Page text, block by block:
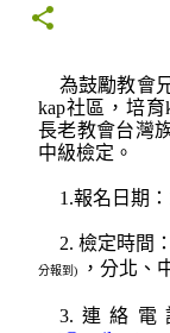
為鼓勵教會
kap社區，培育
長老教會台灣
中級檢定。
1.報名日期：
2. 檢定時間：
分報到) ，分北、
3. 連絡電